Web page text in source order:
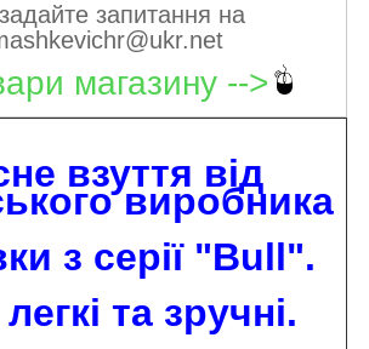
запитання на
магазину -->
взуття від
виробника
з серії "Bull".
та зручні.